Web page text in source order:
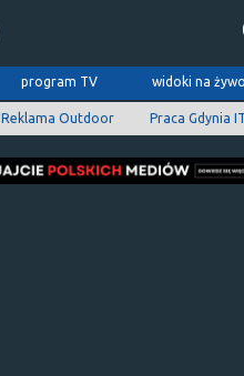
program TV widoki na
Reklama Outdoor Praca Gdynia